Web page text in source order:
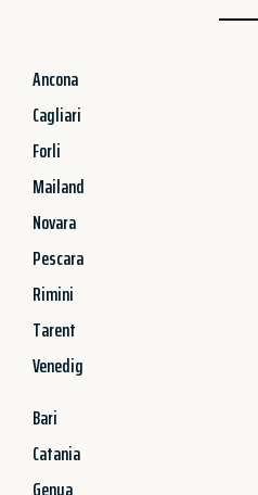
Ancona
Cagliari
Forli
Mailand
Novara
Pescara
Rimini
Tarent
Venedig
Bari
Catania